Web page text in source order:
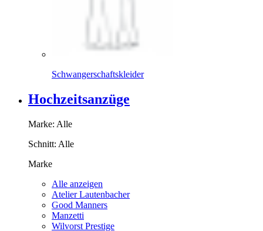
Schwangerschaftskleider
Hochzeitsanzüge
Marke: Alle
Schnitt: Alle
Marke
Alle anzeigen
Atelier Lautenbacher
Good Manners
Manzetti
Wilvorst Prestige